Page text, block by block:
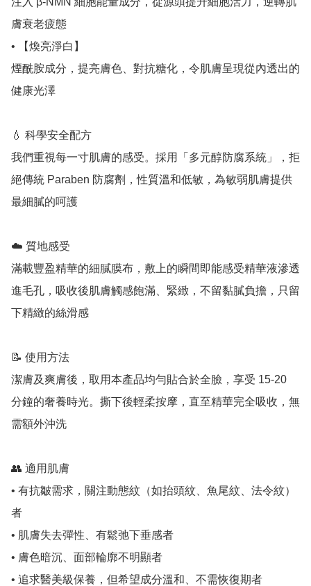
膚衰老疲態
• 【煥亮淨白】
煙酰胺成分，提亮膚色、對抗糖化，令肌膚呈現從內透出的
健康光澤
💧 科學安全配方
我們重視每一寸肌膚的感受。採用「多元醇防腐系統」，拒
絕傳統 Paraben 防腐劑，性質溫和低敏，為敏弱肌膚提供
最細膩的呵護
☁️ 質地感受
滿載豐盈精華的細膩膜布，敷上的瞬間即能感受精華液滲透
進毛孔，吸收後肌膚觸感飽滿、緊緻，不留黏膩負擔，只留
下精緻的絲滑感
📝 使用方法
潔膚及爽膚後，取用本產品均勻貼合於全臉，享受 15-20
分鐘的奢養時光。撕下後輕柔按摩，直至精華完全吸收，無
需額外沖洗
👥 適用肌膚
• 有抗皺需求，關注動態紋（如抬頭紋、魚尾紋、法令紋）
者
• 肌膚失去彈性、有鬆弛下垂感者
• 膚色暗沉、面部輪廓不明顯者
• 追求醫美級保養，但希望成分溫和、不需恢復期者